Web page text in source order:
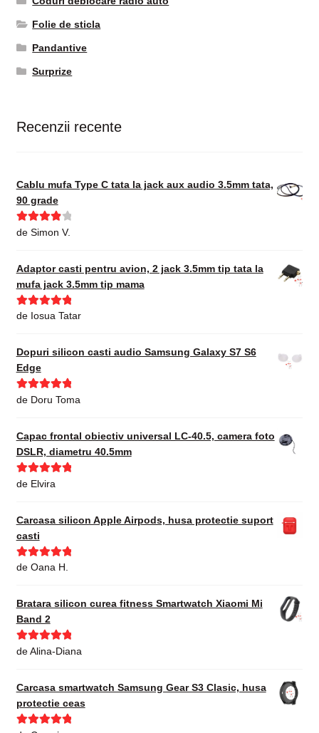
Folie de sticla
Pandantive
Surprize
Recenzii recente
Cablu mufa Type C tata la jack aux audio 3.5mm tata,
90 grade
Evaluat la
de Simon V.
Adaptor casti pentru avion, 2 jack 3.5mm tip tata la
mufa jack 3.5mm tip mama
Evaluat la5
de Iosua Tatar
Dopuri silicon casti audio Samsung Galaxy S7 S6
Edge
Evaluat la5
de Doru Toma
Capac frontal obiectiv universal LC-40.5, camera foto
DSLR, diametru 40.5mm
Evaluat la
de Elvira
Carcasa silicon Apple Airpods, husa protectie suport
casti
Evaluat la5
de Oana H.
Bratara silicon curea fitness Smartwatch Xiaomi Mi
Band 2
Evaluat la5
de Alina-Diana
Carcasa smartwatch Samsung Gear S3 Clasic, husa
protectie ceas